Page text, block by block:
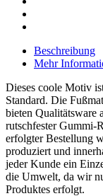
Beschreibung
Mehr
Dieses coole Motiv
Standard. Die
bieten Qualitätsware
rutschfester Gummi-
erfolgter Bestellung
produziert und
jeder Kunde ein
die Umwelt, da wir
Produktes erfolgt.